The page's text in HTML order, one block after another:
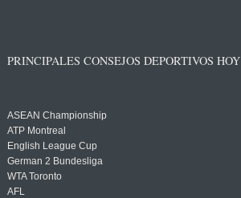
PRINCIPALES CONSEJOS DEPORTIVOS HOY
ASEAN Championship
ATP Montreal
English League Cup
German 2 Bundesliga
WTA Toronto
AFL